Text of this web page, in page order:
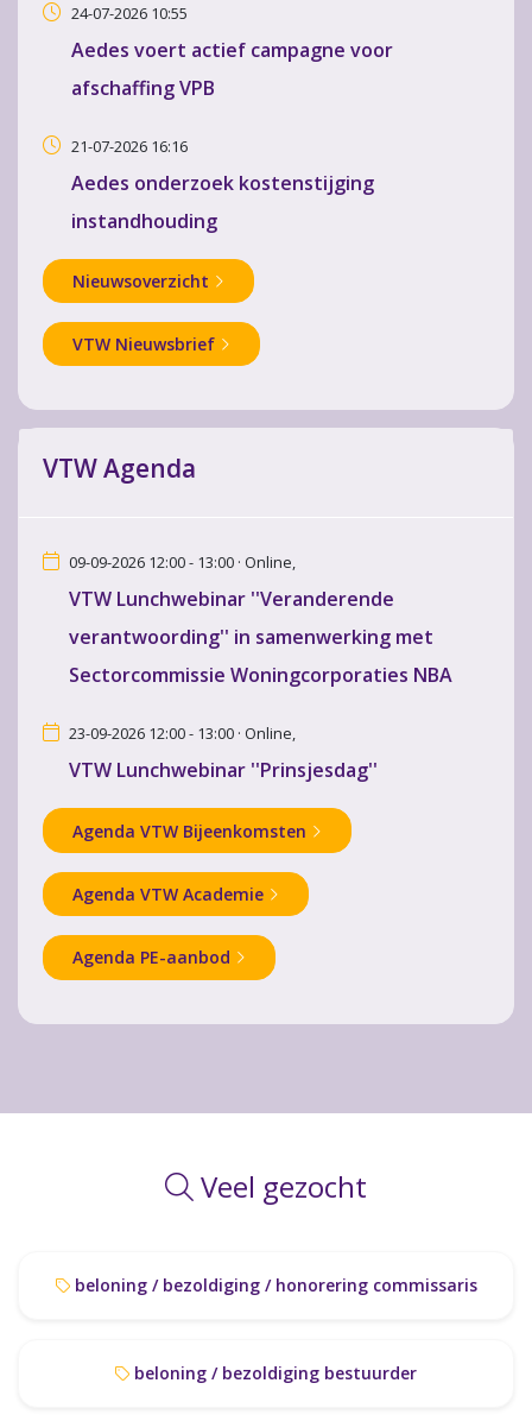
24-07-2026 10:55
Aedes voert actief campagne voor
afschaffing VPB
21-07-2026 16:16
Aedes onderzoek kostenstijging
instandhouding
Nieuwsoverzicht
VTW Nieuwsbrief
VTW Agenda
09-09-2026 12:00 - 13:00 · Online,
VTW Lunchwebinar ''Veranderende
verantwoording'' in samenwerking met
Sectorcommissie Woningcorporaties NBA
23-09-2026 12:00 - 13:00 · Online,
VTW Lunchwebinar ''Prinsjesdag''
Agenda VTW Bijeenkomsten
Agenda VTW Academie
Agenda PE-aanbod
Veel gezocht
beloning / bezoldiging / honorering commissaris
beloning / bezoldiging bestuurder